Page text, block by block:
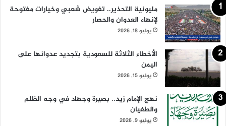
مليونية التحذير.. تفويض شعبي وخيارات مفتوحة
لإنهاء العدوان والحصار
يوليو 18, 2026
الأخطاء الثلاثة للسعودية بتجديد عدوانها على
اليمن
يوليو 15, 2026
نهج الإمام زيد.. بصيرة وجهاد في وجه الظلم
والطغيان
يوليو 9, 2026